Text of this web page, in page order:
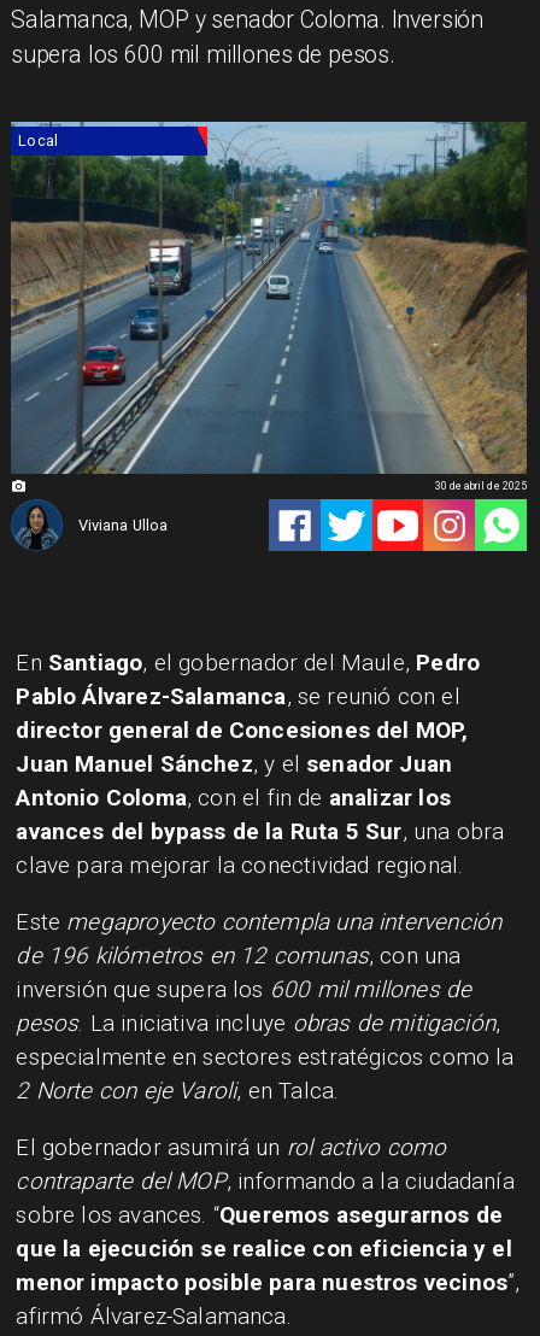
Salamanca, MOP y senador Coloma. Inversión
supera los 600 mil millones de pesos.
Local
Viviana Ulloa
30 de abril de 2025
En Santiago, el gobernador del Maule, Pedro
Pablo Álvarez-Salamanca, se reunió con el
director general de Concesiones del MOP,
Juan Manuel Sánchez, y el senador Juan
Antonio Coloma, con el fin de analizar los
avances del bypass de la Ruta 5 Sur, una obra
clave para mejorar la conectividad regional.
Este megaproyecto contempla una intervención
de 196 kilómetros en 12 comunas, con una
inversión que supera los 600 mil millones de
pesos. La iniciativa incluye obras de mitigación,
especialmente en sectores estratégicos como la
2 Norte con eje Varoli, en Talca.
El gobernador asumirá un rol activo como
contraparte del MOP, informando a la ciudadanía
sobre los avances. “Queremos asegurarnos de
que la ejecución se realice con eficiencia y el
menor impacto posible para nuestros vecinos”,
afirmó Álvarez-Salamanca.